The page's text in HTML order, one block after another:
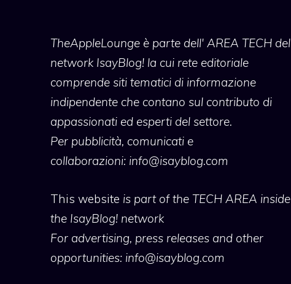
TheAppleLoungeè parte dell' AREA TECH del
network IsayBlog! la cui rete editoriale
comprende siti tematici di informazione
indipendente che contano sul contributo di
appassionati ed esperti del settore.
Per pubblicità, comunicati e
collaborazioni: info@isayblog.com
This website is part of the TECH AREA inside
the IsayBlog! network
For advertising, press releases and other
opportunities: info@isayblog.com